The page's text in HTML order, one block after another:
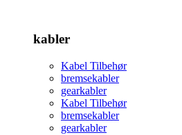
kabler
Kabel Tilbehør
bremsekabler
gearkabler
Kabel Tilbehør
bremsekabler
gearkabler